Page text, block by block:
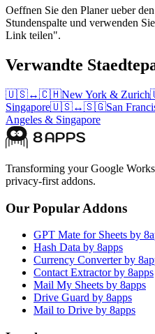
Oeffnen Sie den Planer ueber
Stundenspalte und verwenden
Link teilen".
Verwandte
🇺🇸↔🇨🇭New York & Zurich
Singapore🇺🇸↔🇸🇬San
Angeles & Singapore
Transforming your Google
privacy-first addons.
Our Popular Addons
GPT Mate for Sheets by
Hash Data by 8apps
Currency Converter by
Contact Extractor by 8apps
Mail My Sheets by 8apps
Drive Guard by 8apps
Mail to Drive by 8apps